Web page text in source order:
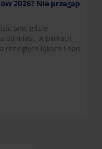
2026? Nie przegap
tam, gdzie
od miast, w parkach
łąkach i nad